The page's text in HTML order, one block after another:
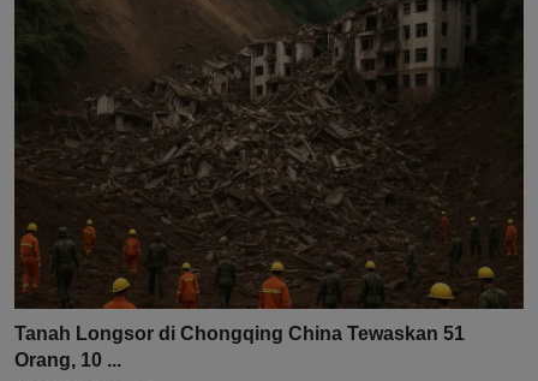
Tanah Longsor di Chongqing China Tewaskan 51
Orang, 10 ...